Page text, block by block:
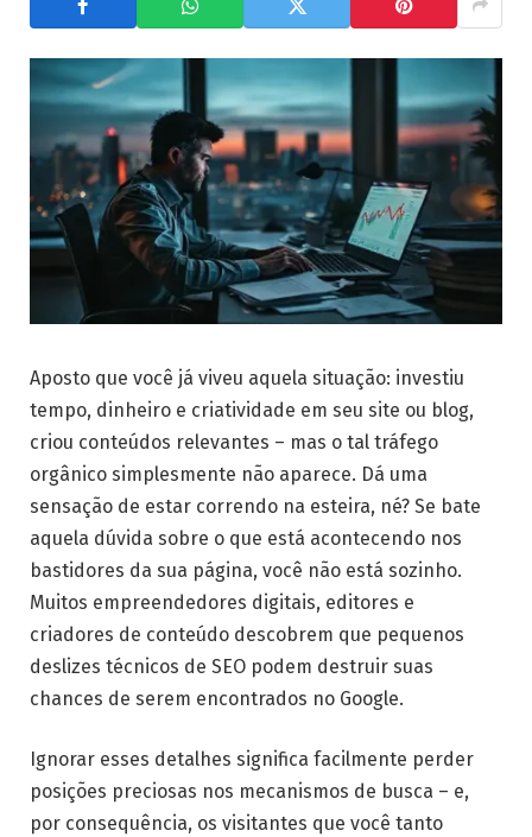
Aposto que você já viveu aquela situação: investiu
tempo, dinheiro e criatividade em seu site ou blog,
criou conteúdos relevantes – mas o tal tráfego
orgânico simplesmente não aparece. Dá uma
sensação de estar correndo na esteira, né? Se bate
aquela dúvida sobre o que está acontecendo nos
bastidores da sua página, você não está sozinho.
Muitos empreendedores digitais, editores e
criadores de conteúdo descobrem que pequenos
deslizes técnicos de SEO podem destruir suas
chances de serem encontrados no Google.
Ignorar esses detalhes significa facilmente perder
posições preciosas nos mecanismos de busca – e,
por consequência, os visitantes que você tanto